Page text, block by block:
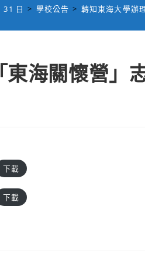
31 日 > 學校公告 > 轉知東海大學辦
海關懷營」
下載
下載